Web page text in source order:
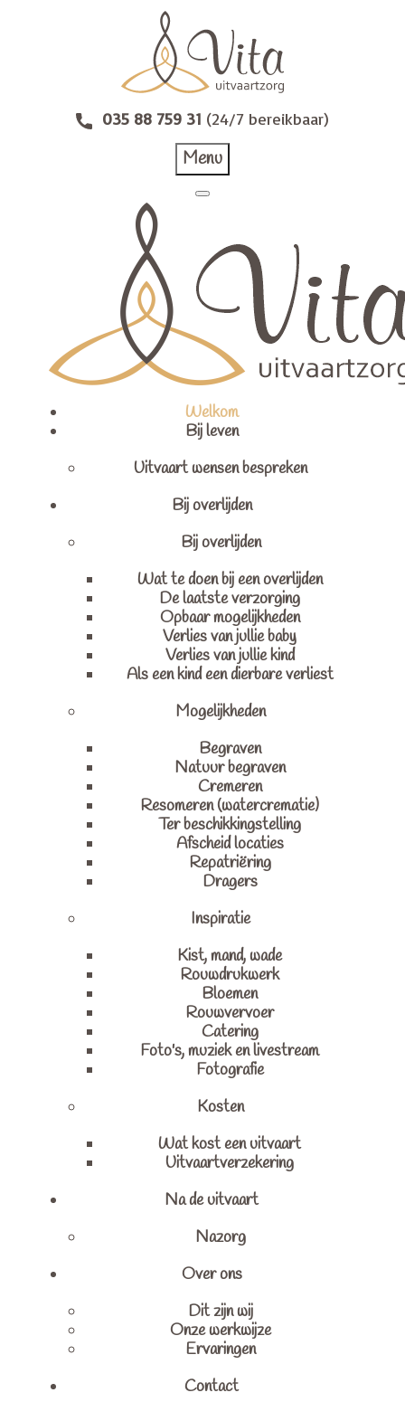
035 88 759 31 (24/7 bereikbaar)
Menu
Welkom
Bij leven
Uitvaart wensen bespreken
Bij overlijden
Bij overlijden
Wat te doen bij een overlijden
De laatste verzorging
Opbaar mogelijkheden
Verlies van jullie baby
Verlies van jullie kind
Als een kind een dierbare verliest
Mogelijkheden
Begraven
Natuur begraven
Cremeren
Resomeren (watercrematie)
Ter beschikkingstelling
Afscheid locaties
Repatriëring
Dragers
Inspiratie
Kist, mand, wade
Rouwdrukwerk
Bloemen
Rouwvervoer
Catering
Foto's, muziek en livestream
Fotografie
Kosten
Wat kost een uitvaart
Uitvaartverzekering
Na de uitvaart
Nazorg
Over ons
Dit zijn wij
Onze werkwijze
Ervaringen
Contact